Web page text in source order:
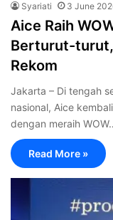
Syariati 3 June
‎Aice Raih
Berturut-turut,
Rekom
Jakarta – Di tengah
nasional, Aice
dengan meraih
Read More »